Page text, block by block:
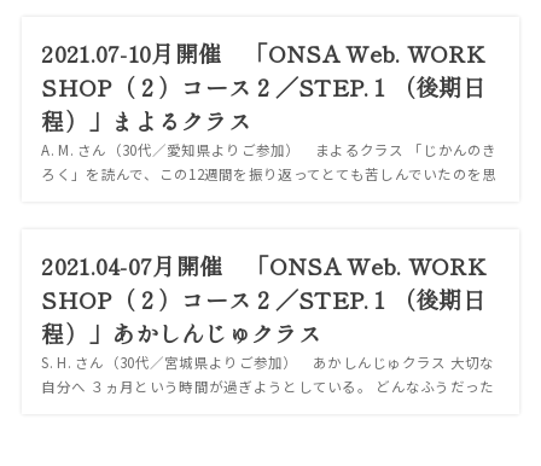
2021.07-10月開催 「ONSA Web. WORK
SHOP（２）コース２／STEP.１（後期日
程）」まよるクラス
A. M. さん（30代／愛知県よりご参加） まよるクラス 「じかんのき
ろく」を読んで、この12週間を振り返ってとても苦しんでいたのを思
2021.04-07月開催 「ONSA Web. WORK
SHOP（２）コース２／STEP.１（後期日
程）」あかしんじゅクラス
S. H. さん（30代／宮城県よりご参加） あかしんじゅクラス 大切な
自分へ ３ヵ月という時間が過ぎようとしている。 どんなふうだった